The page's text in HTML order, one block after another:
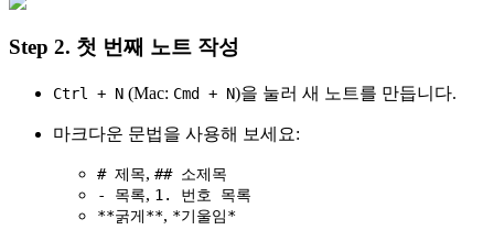
Step 2. 첫 번째 노트 작성
Ctrl + N (Mac: Cmd + N)을 눌러 새 노트를 만듭니다.
마크다운 문법을 사용해 보세요:
# 제목, ## 소제목
- 목록, 1. 번호 목록
**굵게**, *기울임*